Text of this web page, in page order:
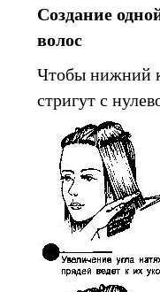
Создание
волос
Чтобы нижний
стригут с